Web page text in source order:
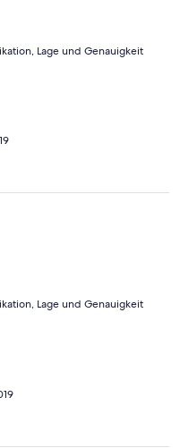
Lage und Genauigkeit
Lage und Genauigkeit